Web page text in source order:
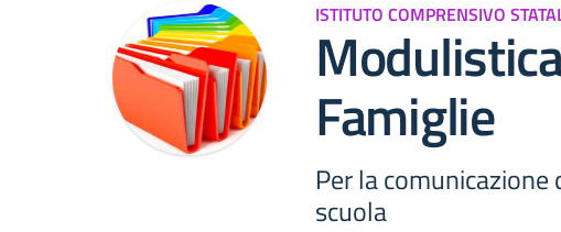
ISTITUTO COMPRENSIVO
Famiglie
Per la
scuola